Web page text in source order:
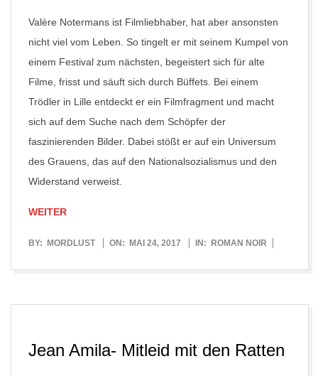
Valère Notermans ist Filmliebhaber, hat aber ansonsten
nicht viel vom Leben. So tingelt er mit seinem Kumpel von
einem Festival zum nächsten, begeistert sich für alte
Filme, frisst und säuft sich durch Büffets. Bei einem
Trödler in Lille entdeckt er ein Filmfragment und macht
sich auf dem Suche nach dem Schöpfer der
faszinierenden Bilder. Dabei stößt er auf ein Universum
des Grauens, das auf den Nationalsozialismus und den
Widerstand verweist.
WEITER
2017-
BY: MORDLUST ON: MAI 24, 2017 IN: ROMAN NOIR
Jean Amila- Mitleid mit den Ratten